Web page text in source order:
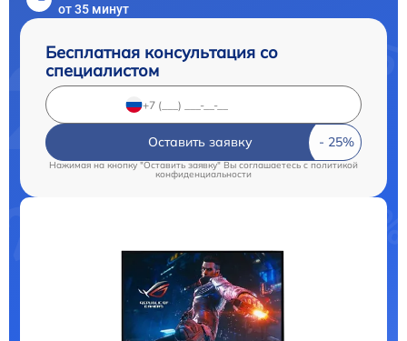
от 35 минут
Бесплатная консультация со
специалистом
Оставить заявку
Нажимая на кнопку "Оставить заявку" Вы соглашаетесь c политикой
конфиденциальности